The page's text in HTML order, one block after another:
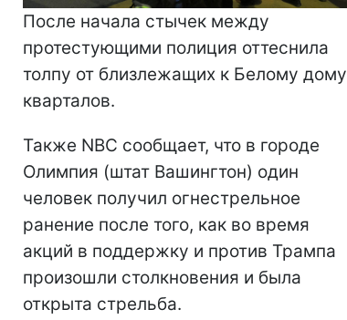
После начала стычек между
протестующими полиция оттеснила
толпу от близлежащих к Белому дому
кварталов.
Также NBC сообщает, что в городе
Олимпия (штат Вашингтон) один
человек получил огнестрельное
ранение после того, как во время
акций в поддержку и против Трампа
произошли столкновения и была
открыта стрельба.